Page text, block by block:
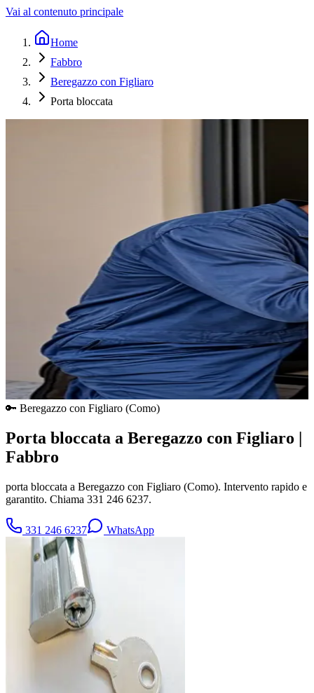
Vai al contenuto principale
Home
Fabbro
Beregazzo con Figliaro
Porta bloccata
🔑 Beregazzo con Figliaro (Como)
Porta bloccata a Beregazzo con Figliaro |
Fabbro
porta bloccata a Beregazzo con Figliaro (Como). Intervento rapido e
garantito. Chiama 331 246 6237.
331 246 6237 WhatsApp